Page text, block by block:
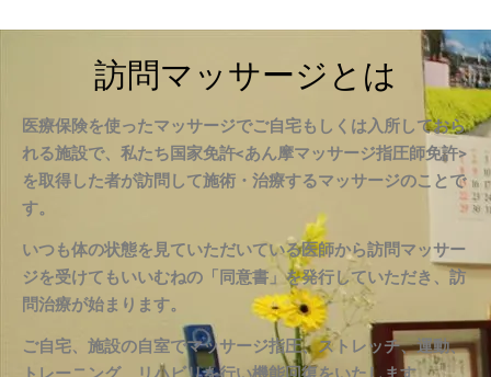
訪問マッサージとは
医療保険を使ったマッサージでご自宅もしくは入所しておら
れる施設で、私たち国家免許<あん摩マッサージ指圧師免許>
を取得した者が訪問して施術・治療するマッサージのことで
す。
いつも体の状態を見ていただいている医師から訪問マッサー
ジを受けてもいいむねの「同意書」を発行していただき、訪
問治療が始まります。
ご自宅、施設の自室でマッサージ指圧、ストレッチ、運動、